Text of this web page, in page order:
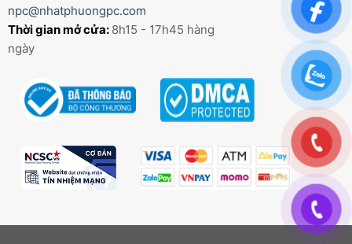
npc@nhatphuongpc.com
Thời gian mở cửa: 8h15 - 17h45 hàng
ngày